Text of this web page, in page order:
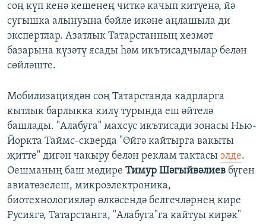
соң күп кенә кешенең читкә качып китүенә, йә
сугышка алынуына бәйле икәне аңлашыла ди
экспертлар. Азатлык Татарстанның хезмәт
базарына күзәтү ясады һәм икътисадчылар белән
сөйләште.
Мобилизациядән соң Татарстанда кадрларга
кытлык барлыкка килү турында еш әйтелә
башлады. "Алабуга" махсус икътисади зонасы Нью-
Йоркта Таймс-скверда "Өйгә кайтырга вакыты
җитте" дигән чакыру белән реклам тактасы элде.
Оешманың баш мөдире Тимур Шәгыйвәлиев бүген
авиатөзелеш, микроэлектроника,
биотехнологияләр өлкәсендә белгечләрнең кире
Русиягә, Татарстанга, "Алабуга"га кайтуы кирәк"